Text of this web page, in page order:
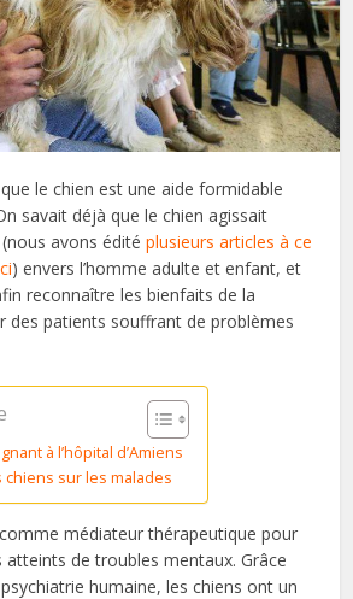
le chien est une aide formidable
savait déjà que le chien agissait
avons éditéplusieurs articles à ce
) envers l’homme adulte et enfant, et
reconnaître les bienfaits de la
des patients souffrant de problèmes
à l’hôpital d’Amiens
sur les malades
médiateur thérapeutique pour
atteints de troubles mentaux. Grâce
humaine, les chiens ont un